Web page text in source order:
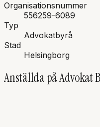
Organisationsnummer
556259-6089
Typ
Advokatbyrå
Stad
Helsingborg
Anställda påAdvokat